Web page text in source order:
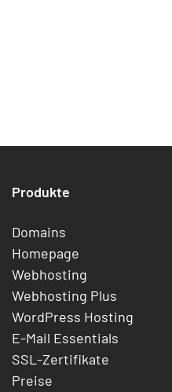
Produkte
Domains
Homepage
Webhosting
Webhosting Plus
WordPress Hosting
E-Mail Essentials
SSL-Zertifikate
Preise